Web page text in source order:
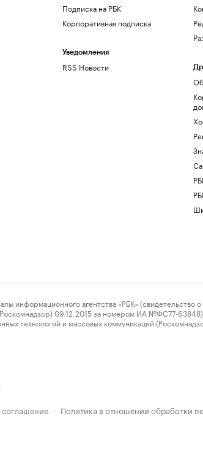
Подписка на РБК
Корпоративная подписка
Уведомления
RSS Новости
агентства «РБК» (свидетельство о
09.12.2015 за номером ИА №ФС77-63848)
технологий и массовых коммуникаций
соглашение · Политика в отношении обработки